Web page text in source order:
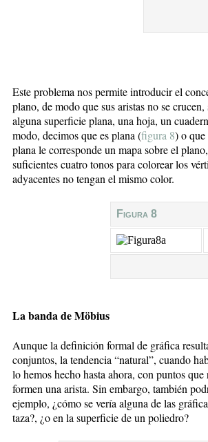
Este problema nos permite introducir el
plano, de modo que sus aristas no se
alguna superficie plana, una hoja, un
modo, decimos que es plana (figura 8) o
plana le corresponde un mapa sobre el
suficientes cuatro tonos para colorear los
adyacentes no tengan el mismo color.
Figura 8
La banda de Möbius
Aunque la definición formal de gráfica
conjuntos, la tendencia “natural”, cuando
lo hemos hecho hasta ahora, con puntos
formen una arista. Sin embargo, también
ejemplo, ¿cómo se vería alguna de las
taza?, ¿o en la superficie de un poliedro?